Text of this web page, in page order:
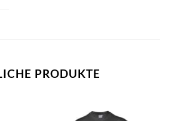
PRODUKTE